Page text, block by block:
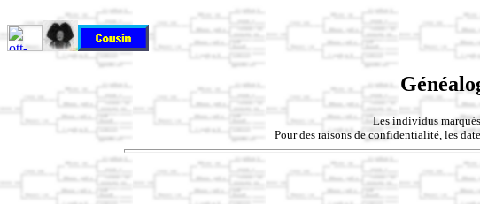
Les individus
Pour des raisons de confidentialité, les